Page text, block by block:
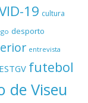
19 cultura
desporto
entrevista
ESTGV futebol
de Viseu